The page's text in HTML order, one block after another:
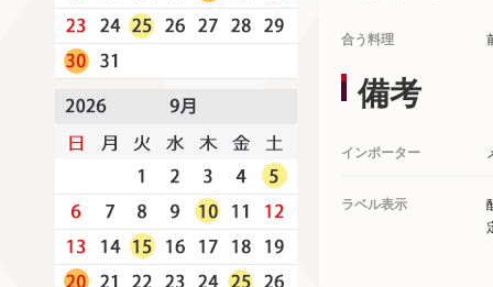
合う料理
備考
インポーター
ラベル表示